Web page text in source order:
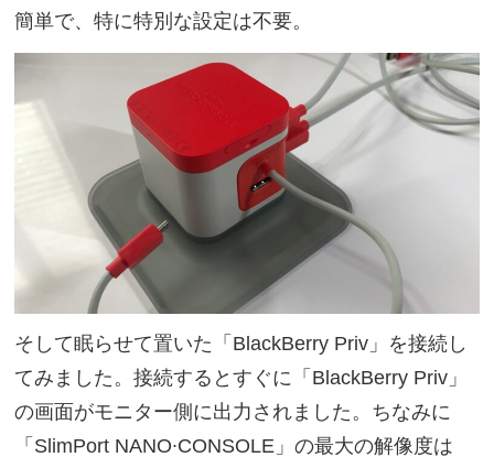
簡単で、特に特別な設定は不要。
そして眠らせて置いた「BlackBerry Priv」を接続し
てみました。接続するとすぐに「BlackBerry Priv」
の画面がモニター側に出力されました。ちなみに
「SlimPort NANO∙CONSOLE」の最大の解像度は